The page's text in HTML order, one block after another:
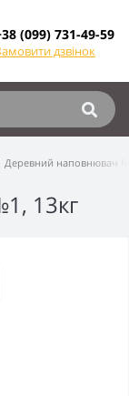
(099) 731-49-59
дзвінок
Деревний наповнювач
13кг